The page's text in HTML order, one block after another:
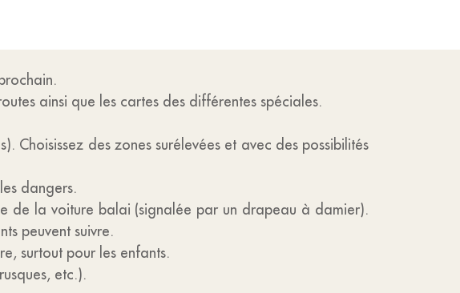
ainsi que les cartes des différentes spéciales.
Choisissez des zones surélevées et avec des possibilités
dangers.
de la voiture balai (signalée par un drapeau à damier).
peuvent suivre.
surtout pour les enfants.
etc.).